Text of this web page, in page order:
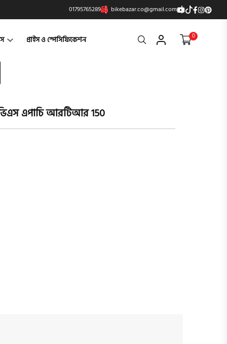
01795765289 bikebazar.co@gmail.com
প্রাইস ও স্পেসিফিকেশন Search 0
এপাচি আরটিআর 150